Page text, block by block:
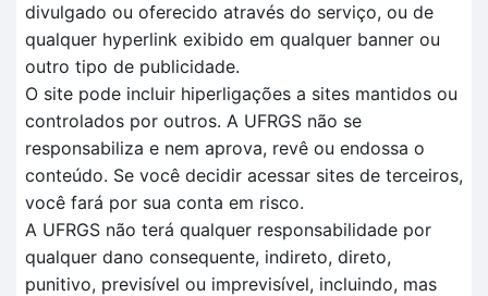
divulgado ou oferecido através do serviço, ou de
qualquer hyperlink exibido em qualquer banner ou
outro tipo de publicidade.
O site pode incluir hiperligações a sites mantidos ou
controlados por outros. A UFRGS não se
responsabiliza e nem aprova, revê ou endossa o
conteúdo. Se você decidir acessar sites de terceiros,
você fará por sua conta em risco.
A UFRGS não terá qualquer responsabilidade por
qualquer dano consequente, indireto, direto,
punitivo, previsível ou imprevisível, incluindo, mas